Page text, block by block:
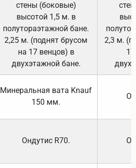
стены (боковые)
высотой 1,5 м. в
полутораэтажной бане.
2,25 м. (поднят брусом
на 17 венцов) в
двухэтажной бане.
2,3 м.
Минеральная вата Knauf
150 мм.
Ондутис R70.